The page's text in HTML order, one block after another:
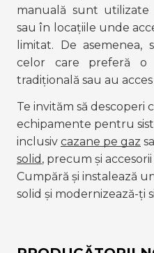
manuală sunt
sau în locațiile unde
limitat. De
celor care preferă o
tradițională sau au
Te invităm să descoperi
echipamente pentru
inclusiv cazane pe gaz
solid , precum și
Cumpără și instalează
solid și modernizează-ți